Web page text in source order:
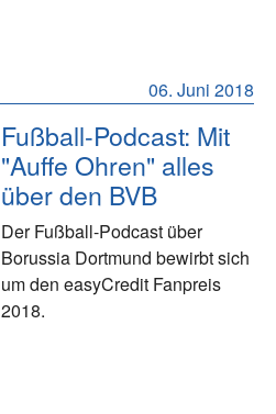
06. Juni 2018
Fußball-Podcast: Mit
"Auffe Ohren" alles
über den BVB
Der Fußball-Podcast über
Borussia Dortmund bewirbt sich
um den easyCredit Fanpreis
2018.